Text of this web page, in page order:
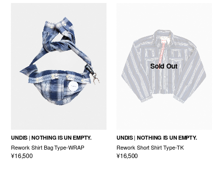
UNDIS NOTHING IS UN EMPTY.
Rework Shirt Bag Type-WRAP
¥16,500
Sold Out
UNDIS NOTHING IS UN EMPTY.
Rework Short Shirt Type-TK
¥16,500